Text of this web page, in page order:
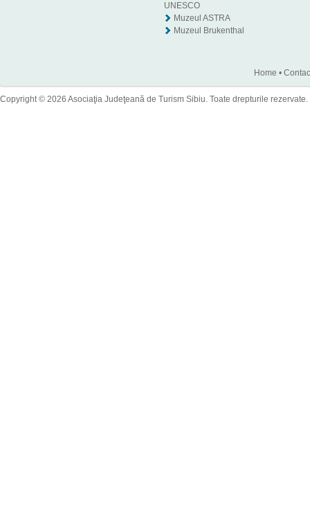
UNESCO
Muzeul ASTRA
Muzeul Brukenthal
Home •
Copyright © 2026 Asociaţia Judeţeană de Turism Sibiu. Toate drepturile rezervate.